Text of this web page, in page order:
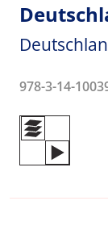
978-3-14-